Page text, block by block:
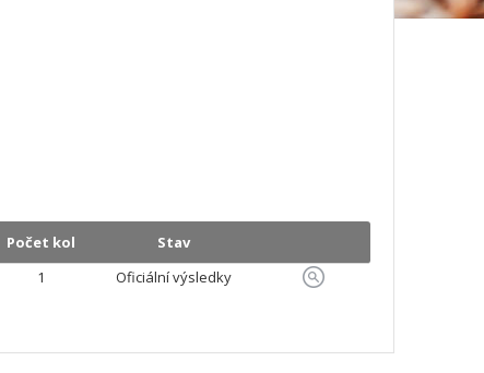
Počet kol
Stav
1 Oficiální výsledky